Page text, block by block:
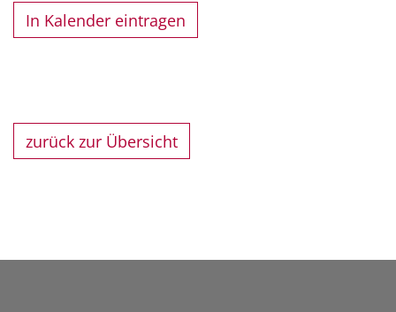
In Kalender eintragen
zurück zur Übersicht